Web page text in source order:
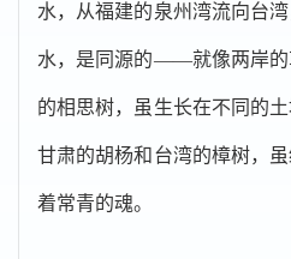
水，从福建的泉州湾流向台
水，是同源的——就像两岸的
的相思树，虽生长在不同的
甘肃的胡杨和台湾的樟树，
着常青的魂。